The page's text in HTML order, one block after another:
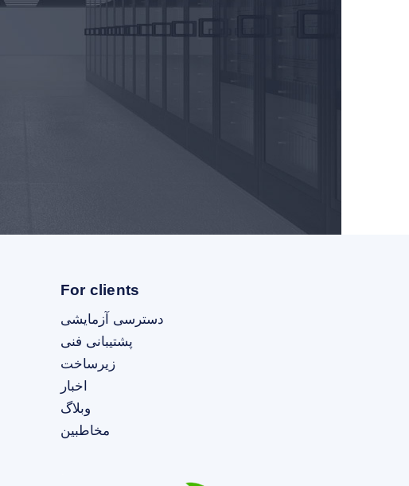
For clients
دسترسی آزمایشی
پشتیبانی فنی
زیرساخت
اخبار
وبلاگ
مخاطبین